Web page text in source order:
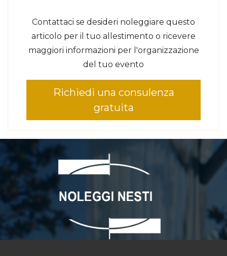
Contattaci se desideri noleggiare questo
articolo per il tuo allestimento o ricevere
maggiori informazioni per l'organizzazione
del tuo evento
Richiedi una consulenza
gratuita